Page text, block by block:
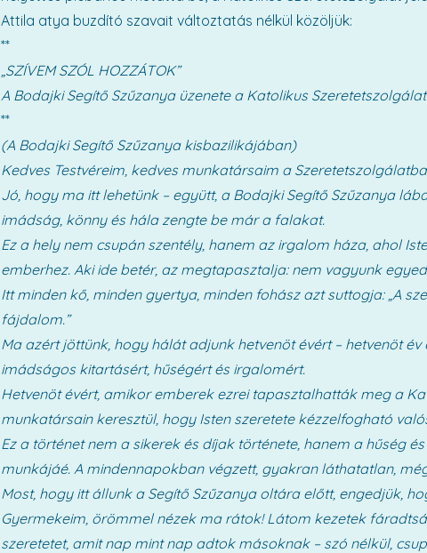
Attila atya buzdító szavait változtatás nélkül közöljük:
**
„SZÍVEM SZÓL HOZZÁTOK”
A Bodajki Segítő Szűzanya üzenete a Katolikus
**
(A Bodajki Segítő Szűzanya kisbazilikájában)
Kedves Testvéreim, kedves munkatársaim a
Jó, hogy ma itt lehetünk – együtt, a Bodajki Segítő Szűzanya
imádság, könny és hála zengte be már a falakat.
Ez a hely nem csupán szentély, hanem az irgalom háza, ahol
emberhez. Aki ide betér, az megtapasztalja: nem vagyunk
Itt minden kő, minden gyertya, minden fohász azt suttogja: „A
fájdalom.”
Ma azért jöttünk, hogy hálát adjunk hetvenöt évért – hetvenöt év
imádságos kitartásért, hűségért és irgalomért.
Hetvenöt évért, amikor emberek ezrei tapasztalhatták meg a
munkatársain keresztül, hogy Isten szeretete kézzelfogható
Ez a történet nem a sikerek és díjak története, hanem a hűség
munkájáé. A mindennapokban végzett, gyakran láthatatlan,
Most, hogy itt állunk a Segítő Szűzanya oltára előtt, engedjük,
Gyermekeim, örömmel nézek ma rátok! Látom kezetek
szeretetet, amit nap mint nap adtok másoknak – szó nélkül,